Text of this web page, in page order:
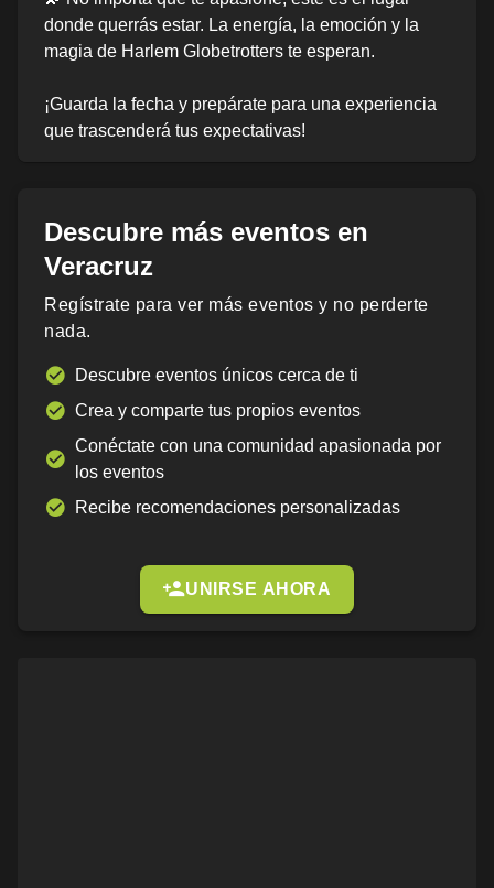
donde querrás estar. La energía, la emoción y la
magia de Harlem Globetrotters te esperan.
¡Guarda la fecha y prepárate para una experiencia
que trascenderá tus expectativas!
Descubre más eventos en
Veracruz
Regístrate para ver más eventos y no perderte
nada.
Descubre eventos únicos cerca de ti
Crea y comparte tus propios eventos
Conéctate con una comunidad apasionada por
los eventos
Recibe recomendaciones personalizadas
UNIRSE AHORA